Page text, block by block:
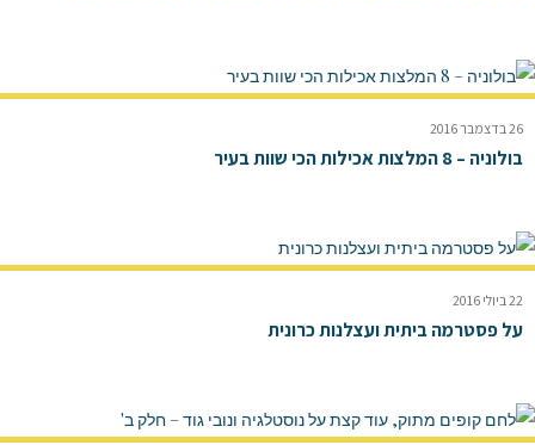
26 בדצמבר 2016
בולוניה – 8 המלצות אכילות הכי שוות בעיר
22 ביולי 2016
על פסטרמה ביתית ועצלנות כרונית